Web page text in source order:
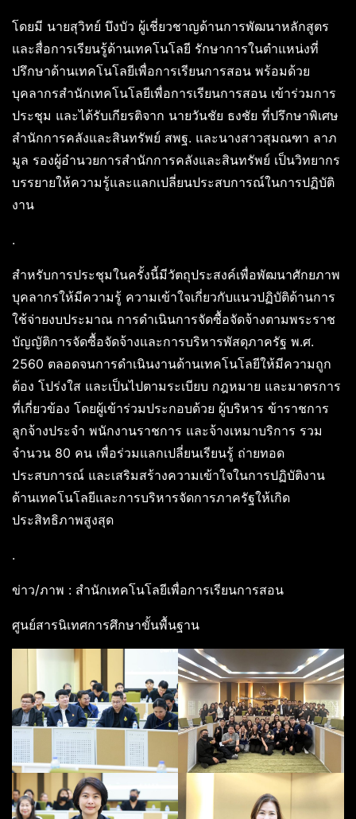
โดยมี นายสุวิทย์ บึงบัว ผู้เชี่ยวชาญด้านการพัฒนาหลักสูตร
และสื่อการเรียนรู้ด้านเทคโนโลยี รักษาการในตำแหน่งที่
ปรึกษาด้านเทคโนโลยีเพื่อการเรียนการสอน พร้อมด้วย
บุคลากรสำนักเทคโนโลยีเพื่อการเรียนการสอน เข้าร่วมการ
ประชุม และได้รับเกียรติจาก นายวันชัย ธงชัย ที่ปรึกษาพิเศษ
สำนักการคลังและสินทรัพย์ สพฐ. และนางสาวสุมณฑา ลาภ
มูล รองผู้อำนวยการสำนักการคลังและสินทรัพย์ เป็นวิทยากร
บรรยายให้ความรู้และแลกเปลี่ยนประสบการณ์ในการปฏิบัติ
งาน
.
สำหรับการประชุมในครั้งนี้มีวัตถุประสงค์เพื่อพัฒนาศักยภาพ
บุคลากรให้มีความรู้ ความเข้าใจเกี่ยวกับแนวปฏิบัติด้านการ
ใช้จ่ายงบประมาณ การดำเนินการจัดซื้อจัดจ้างตามพระราช
บัญญัติการจัดซื้อจัดจ้างและการบริหารพัสดุภาครัฐ พ.ศ.
2560 ตลอดจนการดำเนินงานด้านเทคโนโลยีให้มีความถูก
ต้อง โปร่งใส และเป็นไปตามระเบียบ กฎหมาย และมาตรการ
ที่เกี่ยวข้อง โดยผู้เข้าร่วมประกอบด้วย ผู้บริหาร ข้าราชการ
ลูกจ้างประจำ พนักงานราชการ และจ้างเหมาบริการ รวม
จำนวน 80 คน เพื่อร่วมแลกเปลี่ยนเรียนรู้ ถ่ายทอด
ประสบการณ์ และเสริมสร้างความเข้าใจในการปฏิบัติงาน
ด้านเทคโนโลยีและการบริหารจัดการภาครัฐให้เกิด
ประสิทธิภาพสูงสุด
.
ข่าว/ภาพ : สำนักเทคโนโลยีเพื่อการเรียนการสอน
ศูนย์สารนิเทศการศึกษาขั้นพื้นฐาน